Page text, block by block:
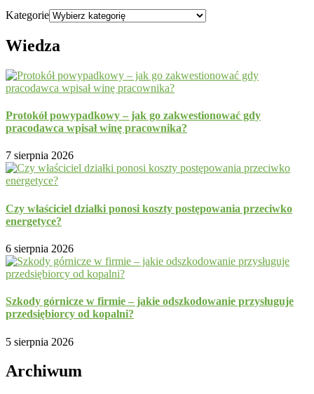
Kategorie
Wiedza
Protokół powypadkowy – jak go zakwestionować gdy
pracodawca wpisał winę pracownika?
7 sierpnia 2026
Czy właściciel działki ponosi koszty postępowania przeciwko
energetyce?
6 sierpnia 2026
Szkody górnicze w firmie – jakie odszkodowanie przysługuje
przedsiębiorcy od kopalni?
5 sierpnia 2026
Archiwum